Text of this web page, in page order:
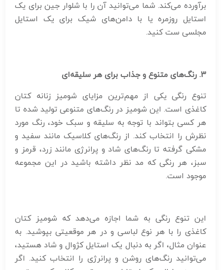
برآورده می‌کند. شما می‌توانید آن را با شلوار جین برای یک
استایل روزمره یا با دامن‌های شیک برای یک استایل
مجلسی ست کنید.
3. رنگ‌های متنوع و جذاب برای هر سلیقه‌ای
تنوع رنگی یکی از مهم‌ترین مزایای شومیز زنانه کتان
کاغذی است. این شومیز در رنگ‌های متنوعی تولید شده تا
هر کسی بتواند با توجه به سلیقه و سبک خود، رنگ مورد
نظرش را انتخاب کند. از رنگ‌های کلاسیک مانند سفید و
مشکی گرفته تا رنگ‌های شاد و پرانرژی مانند زرد، قرمز و
سبز، هر رنگی که مد نظر داشته باشید در این مجموعه
موجود است.
این تنوع رنگی به شما اجازه می‌دهد که شومیز کتان
کاغذی را با هر نوع لباسی و در هر موقعیتی بپوشید. به
عنوان مثال، اگر به دنبال یک استایل کژوال و شاد هستید،
می‌توانید رنگ‌های روشن و پرانرژی را انتخاب کنید. اگر